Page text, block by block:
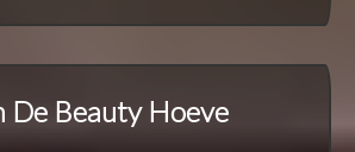
De Beauty Hoeve